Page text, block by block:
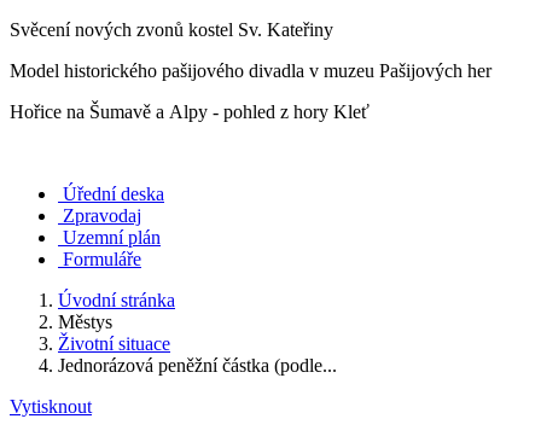
Svěcení nových zvonů kostel Sv. Kateřiny
Model historického pašijového divadla v muzeu Pašijových her
Hořice na Šumavě a Alpy - pohled z hory Kleť
Úřední deska
Zpravodaj
Uzemní plán
Formuláře
Úvodní stránka
Městys
Životní situace
Jednorázová peněžní částka (podle...
Vytisknout